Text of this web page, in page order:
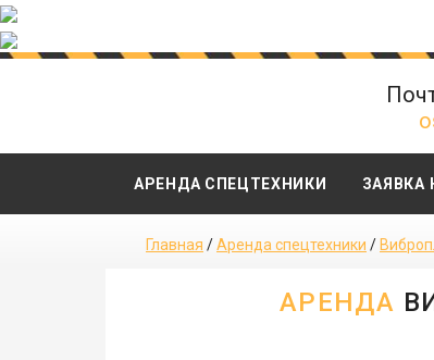
АРЕНДА СПЕЦТЕХНИКИ ЗАЯВКА
Главная /Аренда спецтехники /
АРЕНДА